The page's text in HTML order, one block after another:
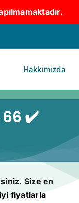
Hakkımızda
66 ✔️
Size en
fiyatlarla